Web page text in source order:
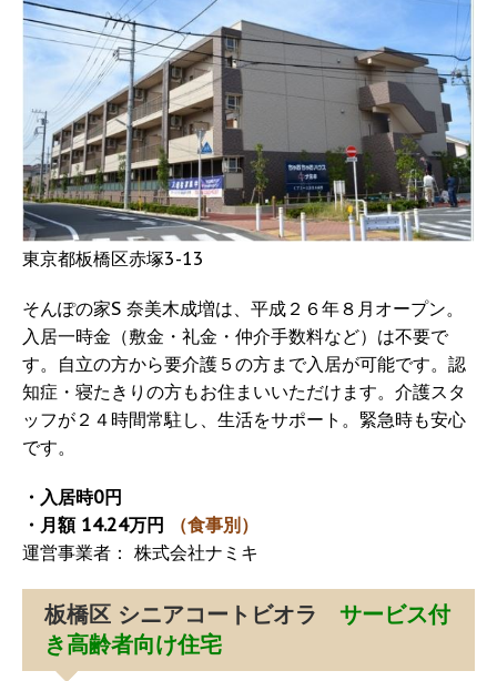
東京都板橋区赤塚3-13
そんぽの家S 奈美木成増は、平成２６年８月オープン。
入居一時金（敷金・礼金・仲介手数料など）は不要で
す。自立の方から要介護５の方まで入居が可能です。認
知症・寝たきりの方もお住まいいただけます。介護スタ
ッフが２４時間常駐し、生活をサポート。緊急時も安心
です。
・入居時0円
・月額 14.24万円
（食事別）
運営事業者： 株式会社ナミキ
板橋区 シニアコートビオラ サービス付
き高齢者向け住宅